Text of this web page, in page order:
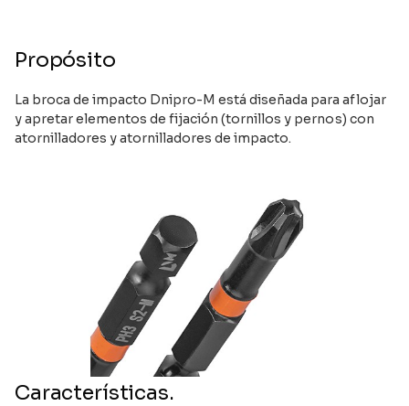
Propósito
La broca de impacto Dnipro-M está diseñada para aflojar
y apretar elementos de fijación (tornillos y pernos) con
atornilladores y atornilladores de impacto.
Características.